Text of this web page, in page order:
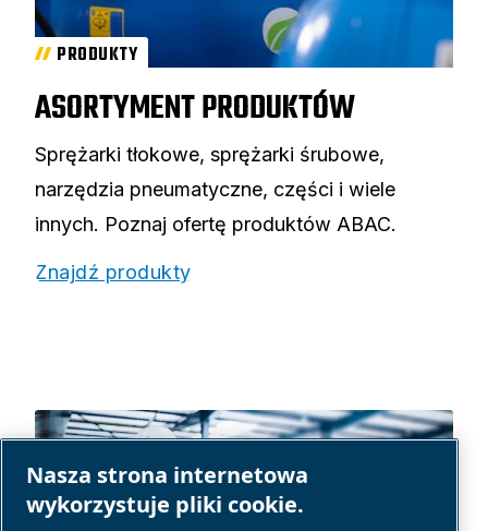
PRODUKTY
ASORTYMENT PRODUKTÓW
Sprężarki tłokowe, sprężarki śrubowe,
narzędzia pneumatyczne, części i wiele
innych. Poznaj ofertę produktów ABAC.
Znajdź produkty
Nasza strona internetowa
wykorzystuje pliki cookie.